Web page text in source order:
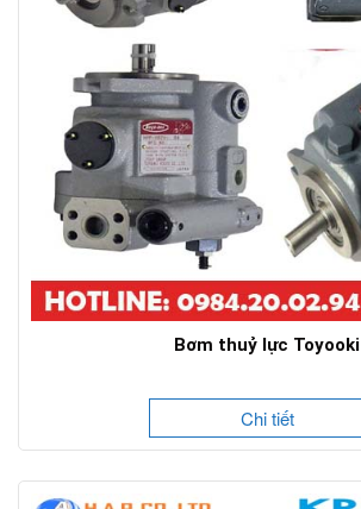
Bơm thuỷ lực Toyooki
Chi tiết